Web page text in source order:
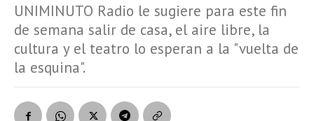
UNIMINUTO Radio le sugiere para este fin
de semana salir de casa, el aire libre, la
cultura y el teatro lo esperan a la "vuelta de
la esquina".